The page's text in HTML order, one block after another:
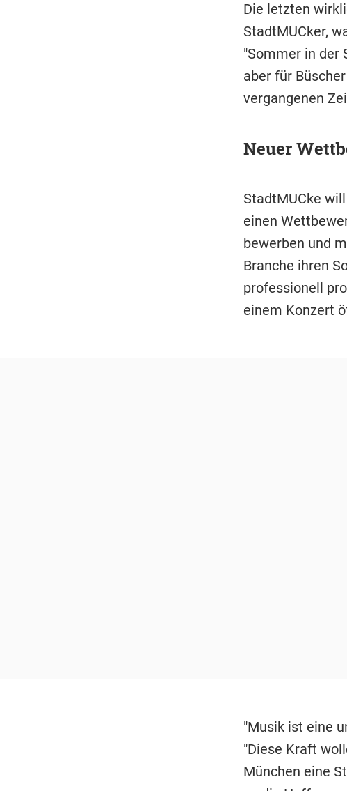
Die letzten
StadtMUCker,
"Sommer in der
aber für
vergangenen
Neuer
StadtMUCke
einen
bewerben und
Branche ihren
professionell
einem Konzert
"Musik ist eine
"Diese Kraft
München eine